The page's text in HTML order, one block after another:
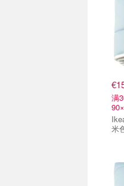
满
Ikea KEJSAROLVON
米